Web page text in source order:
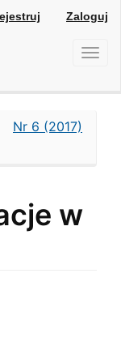
Zaloguj
Nr 6 (2017)
w